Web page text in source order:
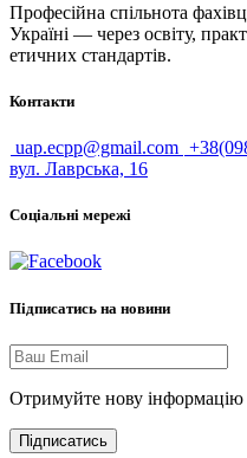
Професійна спільнота
Україні — через освіту,
етичних стандартів.
Контакти
uap.ecpp@gmail.com
вул. Лаврська, 16
Соціальні мережі
Підписатись на новини
Отримуйте нову
Підписатись